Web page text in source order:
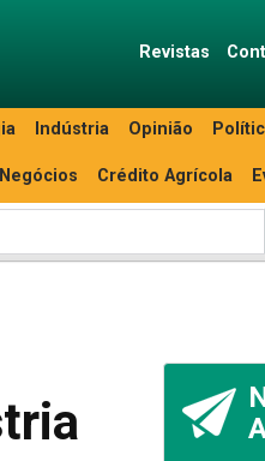
Revistas
Indústria Opinião
Negócios Crédito Agrícola